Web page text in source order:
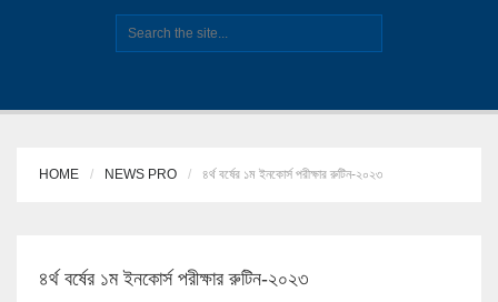
HOME NEWS PRO ৪র্থ বর্ষের ১ম ইনকোর্স পরীক্ষার রুটিন-২০২৩
৪র্থ বর্ষের ১ম ইনকোর্স পরীক্ষার রুটিন-২০২৩